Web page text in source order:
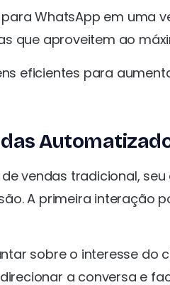
WhatsApp em uma
que aproveitem ao
eficientes para
vendas tradicional,
A primeira interação
sobre o interesse do
a conversa e